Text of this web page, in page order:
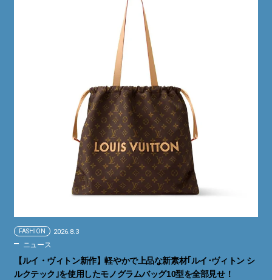
FASHION 2026.8.3
ニュース
【ルイ・ヴィトン新作】軽やかで上品な新素材｢ルイ･ヴィトン シ
ルクテック｣を使用したモノグラムバッグ10型を全部見せ！